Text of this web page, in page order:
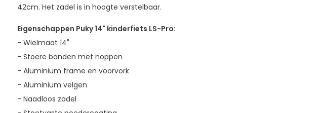
42cm. Het zadel is in hoogte verstelbaar.
Eigenschappen Puky 14" kinderfiets LS-Pro:
- Wielmaat 14"
- Stoere banden met noppen
- Aluminium frame en voorvork
- Aluminium velgen
- Naadloos zadel